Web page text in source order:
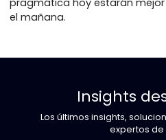
En Dyna.Ai, ayudamos a
minorista, manufacturero y
resultados empresariales
De cara al futuro, los LLM